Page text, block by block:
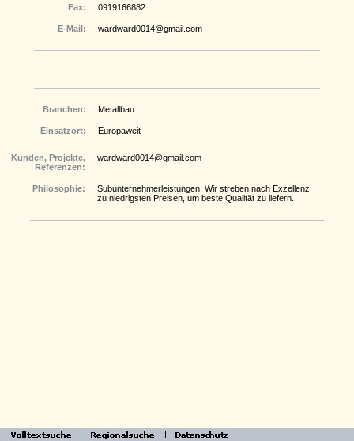
Fax: 0919166882
E-Mail: wardward0014@gmail.com
Branchen: Metallbau
Einsatzort: Europaweit
Kunden, Projekte,
Referenzen:
wardward0014@gmail.com
Philosophie:
Subunternehmerleistungen: Wir streben nach Exzellenz
zu niedrigsten Preisen, um beste Qualität zu liefern.